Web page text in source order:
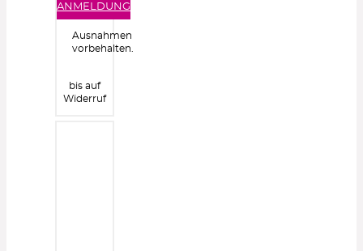
ANMELDUNG
Ausnahmen
vorbehalten.
bis auf
Widerruf